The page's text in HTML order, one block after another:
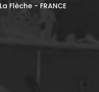
Flèche - FRANCE